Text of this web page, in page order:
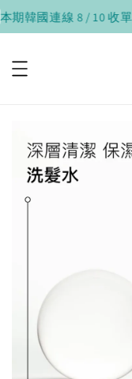
期韓國連線 8 / 10 收單